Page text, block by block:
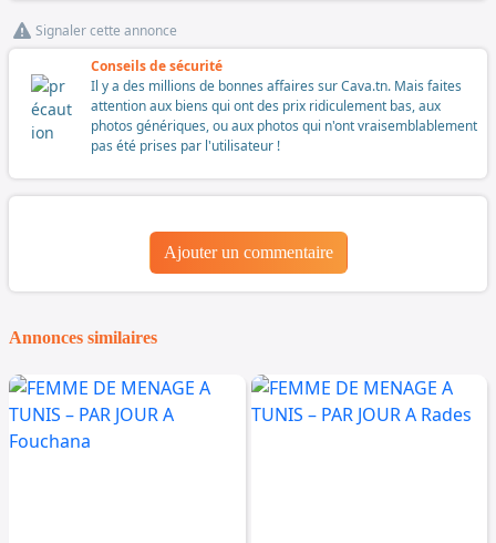
Signaler cette annonce
Conseils de sécurité
Il y a des millions de bonnes affaires sur Cava.tn. Mais faites
attention aux biens qui ont des prix ridiculement bas, aux
photos génériques, ou aux photos qui n'ont vraisemblablement
pas été prises par l'utilisateur !
Ajouter un commentaire
Annonces similaires